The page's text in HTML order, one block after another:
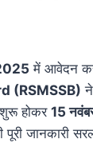
में आवेदन
(RSMSSB) ने
होकर 15
पूरी जानकारी